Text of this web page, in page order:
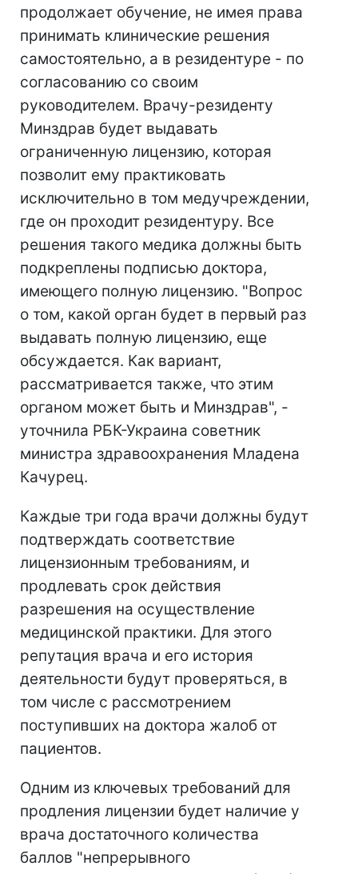
продолжает обучение, не имея права
принимать клинические решения
самостоятельно, а в резидентуре - по
согласованию со своим
руководителем. Врачу-резиденту
Минздрав будет выдавать
ограниченную лицензию, которая
позволит ему практиковать
исключительно в том медучреждении,
где он проходит резидентуру. Все
решения такого медика должны быть
подкреплены подписью доктора,
имеющего полную лицензию. "Вопрос
о том, какой орган будет в первый раз
выдавать полную лицензию, еще
обсуждается. Как вариант,
рассматривается также, что этим
органом может быть и Минздрав", -
уточнила РБК-Украина советник
министра здравоохранения Младена
Качурец.
Каждые три года врачи должны будут
подтверждать соответствие
лицензионным требованиям, и
продлевать срок действия
разрешения на осуществление
медицинской практики. Для этого
репутация врача и его история
деятельности будут проверяться, в
том числе с рассмотрением
поступивших на доктора жалоб от
пациентов.
Одним из ключевых требований для
продления лицензии будет наличие у
врача достаточного количества
баллов "непрерывного